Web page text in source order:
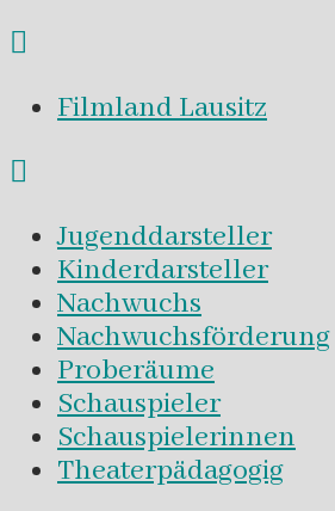
Filmland Lausitz
Jugenddarsteller
Kinderdarsteller
Nachwuchs
Nachwuchsförderung
Proberäume
Schauspieler
Schauspielerinnen
Theaterpädagogig